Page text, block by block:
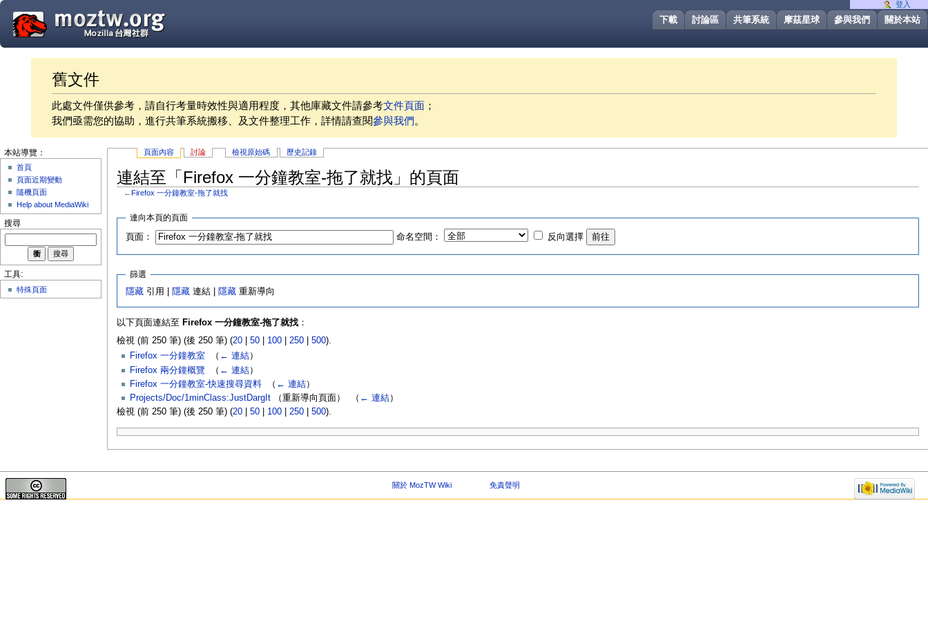
關於本站
參與我們
摩茲星球
共筆系統
討論區
下載
舊文件
此處文件僅供參考，請自行考量時效性與適用程度，其他庫藏文件請參考文件頁面 ；
我們亟需您的協助，進行共筆系統搬移、及文件整理工作，詳情請查閱參與我們。
頁面內容 討論 檢視原始碼 歷史記錄
連結至「Firefox 一分鐘教室-拖了就找」的頁面
← Firefox 一分鐘教室-拖了就找
連向本頁的頁面
頁面： 命名空間： 反向選擇
篩選
隱藏 引用 | 隱藏 連結 | 隱藏 重新導向
以下頁面連結至 Firefox 一分鐘教室-拖了就找：
檢視 (前 250 筆) (後 250 筆) (20| 50| 100| 250| 500).
Firefox 一分鐘教室‎ （ ← 連結）
Firefox 兩分鐘概覽‎ （ ← 連結）
Firefox 一分鐘教室-快速搜尋資料‎ （ ← 連結）
Projects/Doc/1minClass:JustDargIt（重新導向頁面） ‎ （ ← 連結）
檢視 (前 250 筆) (後 250 筆) (20| 50| 100| 250| 500).
登入
本站導覽：
首頁
頁面近期變動
隨機頁面
Help about MediaWiki
搜尋
工具:
特殊頁面
關於 MozTW Wiki 免責聲明